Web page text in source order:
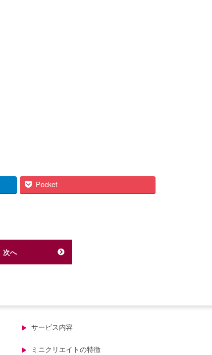
Pocket
次へ
サービス内容
ミニクリエイトの特徴